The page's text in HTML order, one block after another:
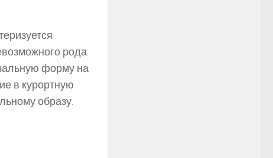
рода
форму на
в курортную
образу.